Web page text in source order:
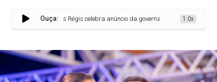
Ouça:
Izaías Régis celebra anúncio da governadora Raquel Lyra
1.0x